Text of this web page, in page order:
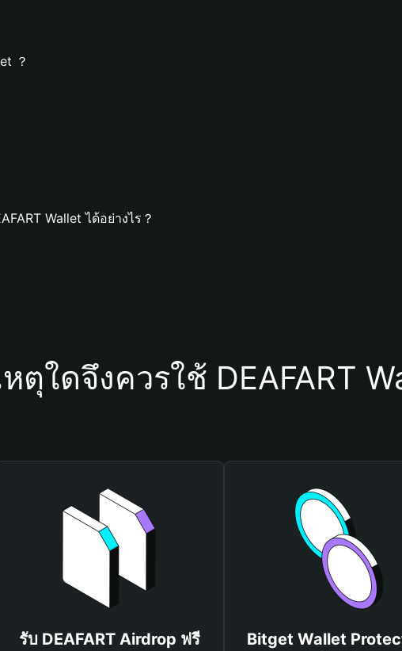
？
Wallet ได้อย่างไร？
หตุใดจึงควรใช้ DEAFART
รับ DEAFART Airdrop ฟรี
Bitget Wallet